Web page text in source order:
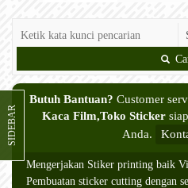
Butuh Bantuan? Customer
Kaca Film,Toko Sticker
Anda.
Mengerjakan Stiker printing baik
Pembuatan sticker cutting dengan
SIDEBAR